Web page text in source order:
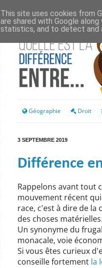
Géographie Droit
3 SEPTEMBRE 2019
Différence
Rappelons avant tout
mouvement récent
race, c'est à dire de la
des choses matérielles.
Un synonyme du
monacale, voie
Si vous êtes curieux
conseille fortement la
This site uses cookies from
are shared with Google
statistics, and to detect and